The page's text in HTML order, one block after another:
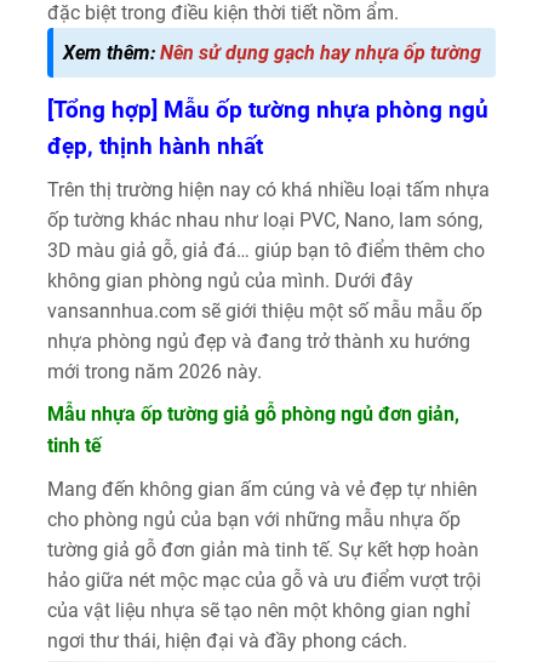
đặc biệt trong điều kiện thời tiết nồm ẩm.
Xem thêm: Nên sử dụng gạch hay nhựa ốp tường
[Tổng hợp] Mẫu ốp tường nhựa phòng ngủ
đẹp, thịnh hành nhất
Trên thị trường hiện nay có khá nhiều loại tấm nhựa
ốp tường khác nhau như loại PVC, Nano, lam sóng,
3D màu giả gỗ, giả đá… giúp bạn tô điểm thêm cho
không gian phòng ngủ của mình. Dưới đây
vansannhua.com sẽ giới thiệu một số mẫu mẫu ốp
nhựa phòng ngủ đẹp và đang trở thành xu hướng
mới trong năm 2026 này.
Mẫu nhựa ốp tường giả gỗ phòng ngủ đơn giản,
tinh tế
Mang đến không gian ấm cúng và vẻ đẹp tự nhiên
cho phòng ngủ của bạn với những mẫu nhựa ốp
tường giả gỗ đơn giản mà tinh tế. Sự kết hợp hoàn
hảo giữa nét mộc mạc của gỗ và ưu điểm vượt trội
của vật liệu nhựa sẽ tạo nên một không gian nghỉ
ngơi thư thái, hiện đại và đầy phong cách.